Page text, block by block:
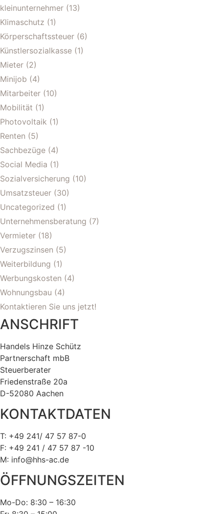
kleinunternehmer (13)
Klimaschutz (1)
Körperschaftssteuer (6)
Künstlersozialkasse (1)
Mieter (2)
Minijob (4)
Mitarbeiter (10)
Mobilität (1)
Photovoltaik (1)
Renten (5)
Sachbezüge (4)
Social Media (1)
Sozialversicherung (10)
Umsatzsteuer (30)
Uncategorized (1)
Unternehmensberatung (7)
Vermieter (18)
Verzugszinsen (5)
Weiterbildung (1)
Werbungskosten (4)
Wohnungsbau (4)
Kontaktieren Sie uns jetzt!
ANSCHRIFT
Handels Hinze Schütz
Partnerschaft mbB
Steuerberater
Friedenstraße 20a
D-52080 Aachen
KONTAKTDATEN
T: +49 241/ 47 57 87-0
F: +49 241 / 47 57 87 -10
M: info@hhs-ac.de
ÖFFNUNGSZEITEN
Mo-Do: 8:30 – 16:30